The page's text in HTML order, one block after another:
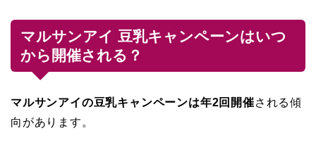
マルサンアイ 豆乳キャンペーンはいつ
から開催される？
マルサンアイの豆乳キャンペーンは年2回開催される傾
向があります。